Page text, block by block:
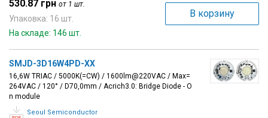
530.87 грн от 1 шт.
Упаковка: 16 шт.
На складе: 146 шт.
В корзину
SMJD-3D16W4PD-XX
16,6W TRIAC / 5000K(=CW) / 1600lm@220VAC / Max=
264VAC / 120° / D70,0mm / Acrich3.0: Bridge Diode - O
n module
Seoul Semiconductor